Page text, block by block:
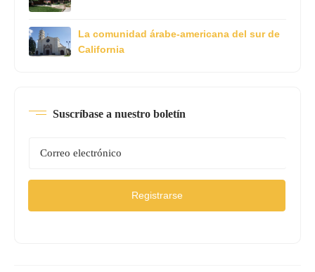
La comunidad árabe-americana del sur de
California
Suscríbase a nuestro boletín
Registrarse